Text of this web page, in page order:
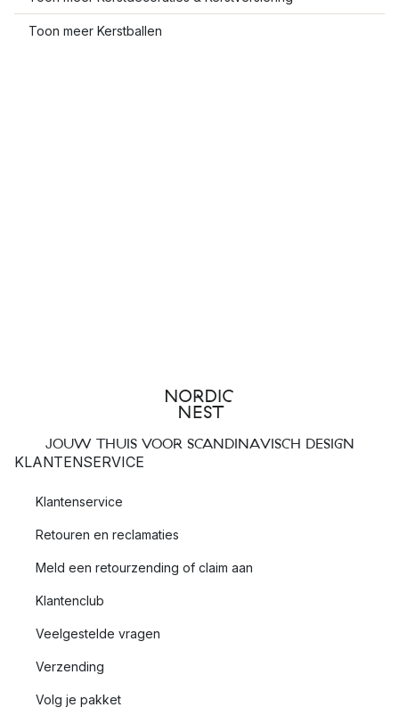
Toon meer Kerstballen
JOUW THUIS VOOR SCANDINAVISCH DESIGN
KLANTENSERVICE
Klantenservice
Retouren en reclamaties
Meld een retourzending of claim aan
Klantenclub
Veelgestelde vragen
Verzending
Volg je pakket